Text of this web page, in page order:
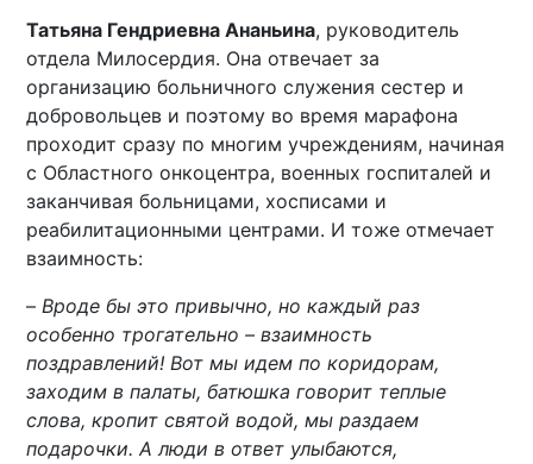
Татьяна Гендриевна Ананьина, руководитель
отдела Милосердия. Она отвечает за
организацию больничного служения сестер и
добровольцев и поэтому во время марафона
проходит сразу по многим учреждениям, начиная
с Областного онкоцентра, военных госпиталей и
заканчивая больницами, хосписами и
реабилитационными центрами. И тоже отмечает
взаимность:
–Вроде бы это привычно, но каждый раз
особенно трогательно – взаимность
поздравлений! Вот мы идем по коридорам,
заходим в палаты, батюшка говорит теплые
слова, кропит святой водой, мы раздаем
подарочки. А люди в ответ улыбаются,